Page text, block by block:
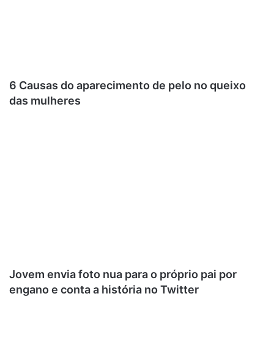
6 Causas do aparecimento de pelo no queixo
das mulheres
Jovem envia foto nua para o próprio pai por
engano e conta a história no Twitter